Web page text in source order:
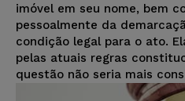
imóvel em seu nome, bem
pessoalmente da
condição legal para o ato.
pelas atuais regras
questão não seria mais